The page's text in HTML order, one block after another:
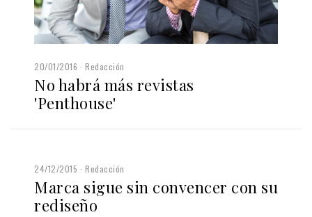
20/01/2016 Redacción
No habrá más revistas
'Penthouse'
24/12/2015 Redacción
Marca sigue sin convencer con su
rediseño